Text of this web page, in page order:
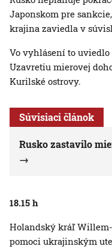
Japonskom pre
krajina zaviedla v
Vo vyhlásení to
Uzavretiu mierovej
Kurilské ostrovy.
Súvisiaci článok
Rusko zastavilo
18.15 h
Holandský kráľ
pomoci ukrajinským